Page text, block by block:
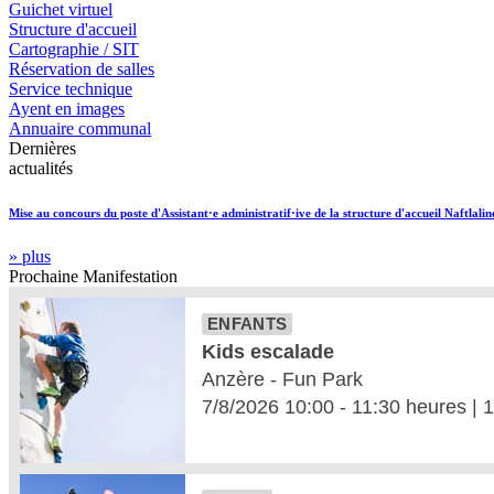
Guichet virtuel
Structure d'accueil
Cartographie / SIT
Réservation de salles
Service technique
Ayent en images
Annuaire communal
Dernières
actualités
Mise au concours du poste d'Assistant·e administratif·ive de la structure d'accueil
» plus
Prochaine Manifestation